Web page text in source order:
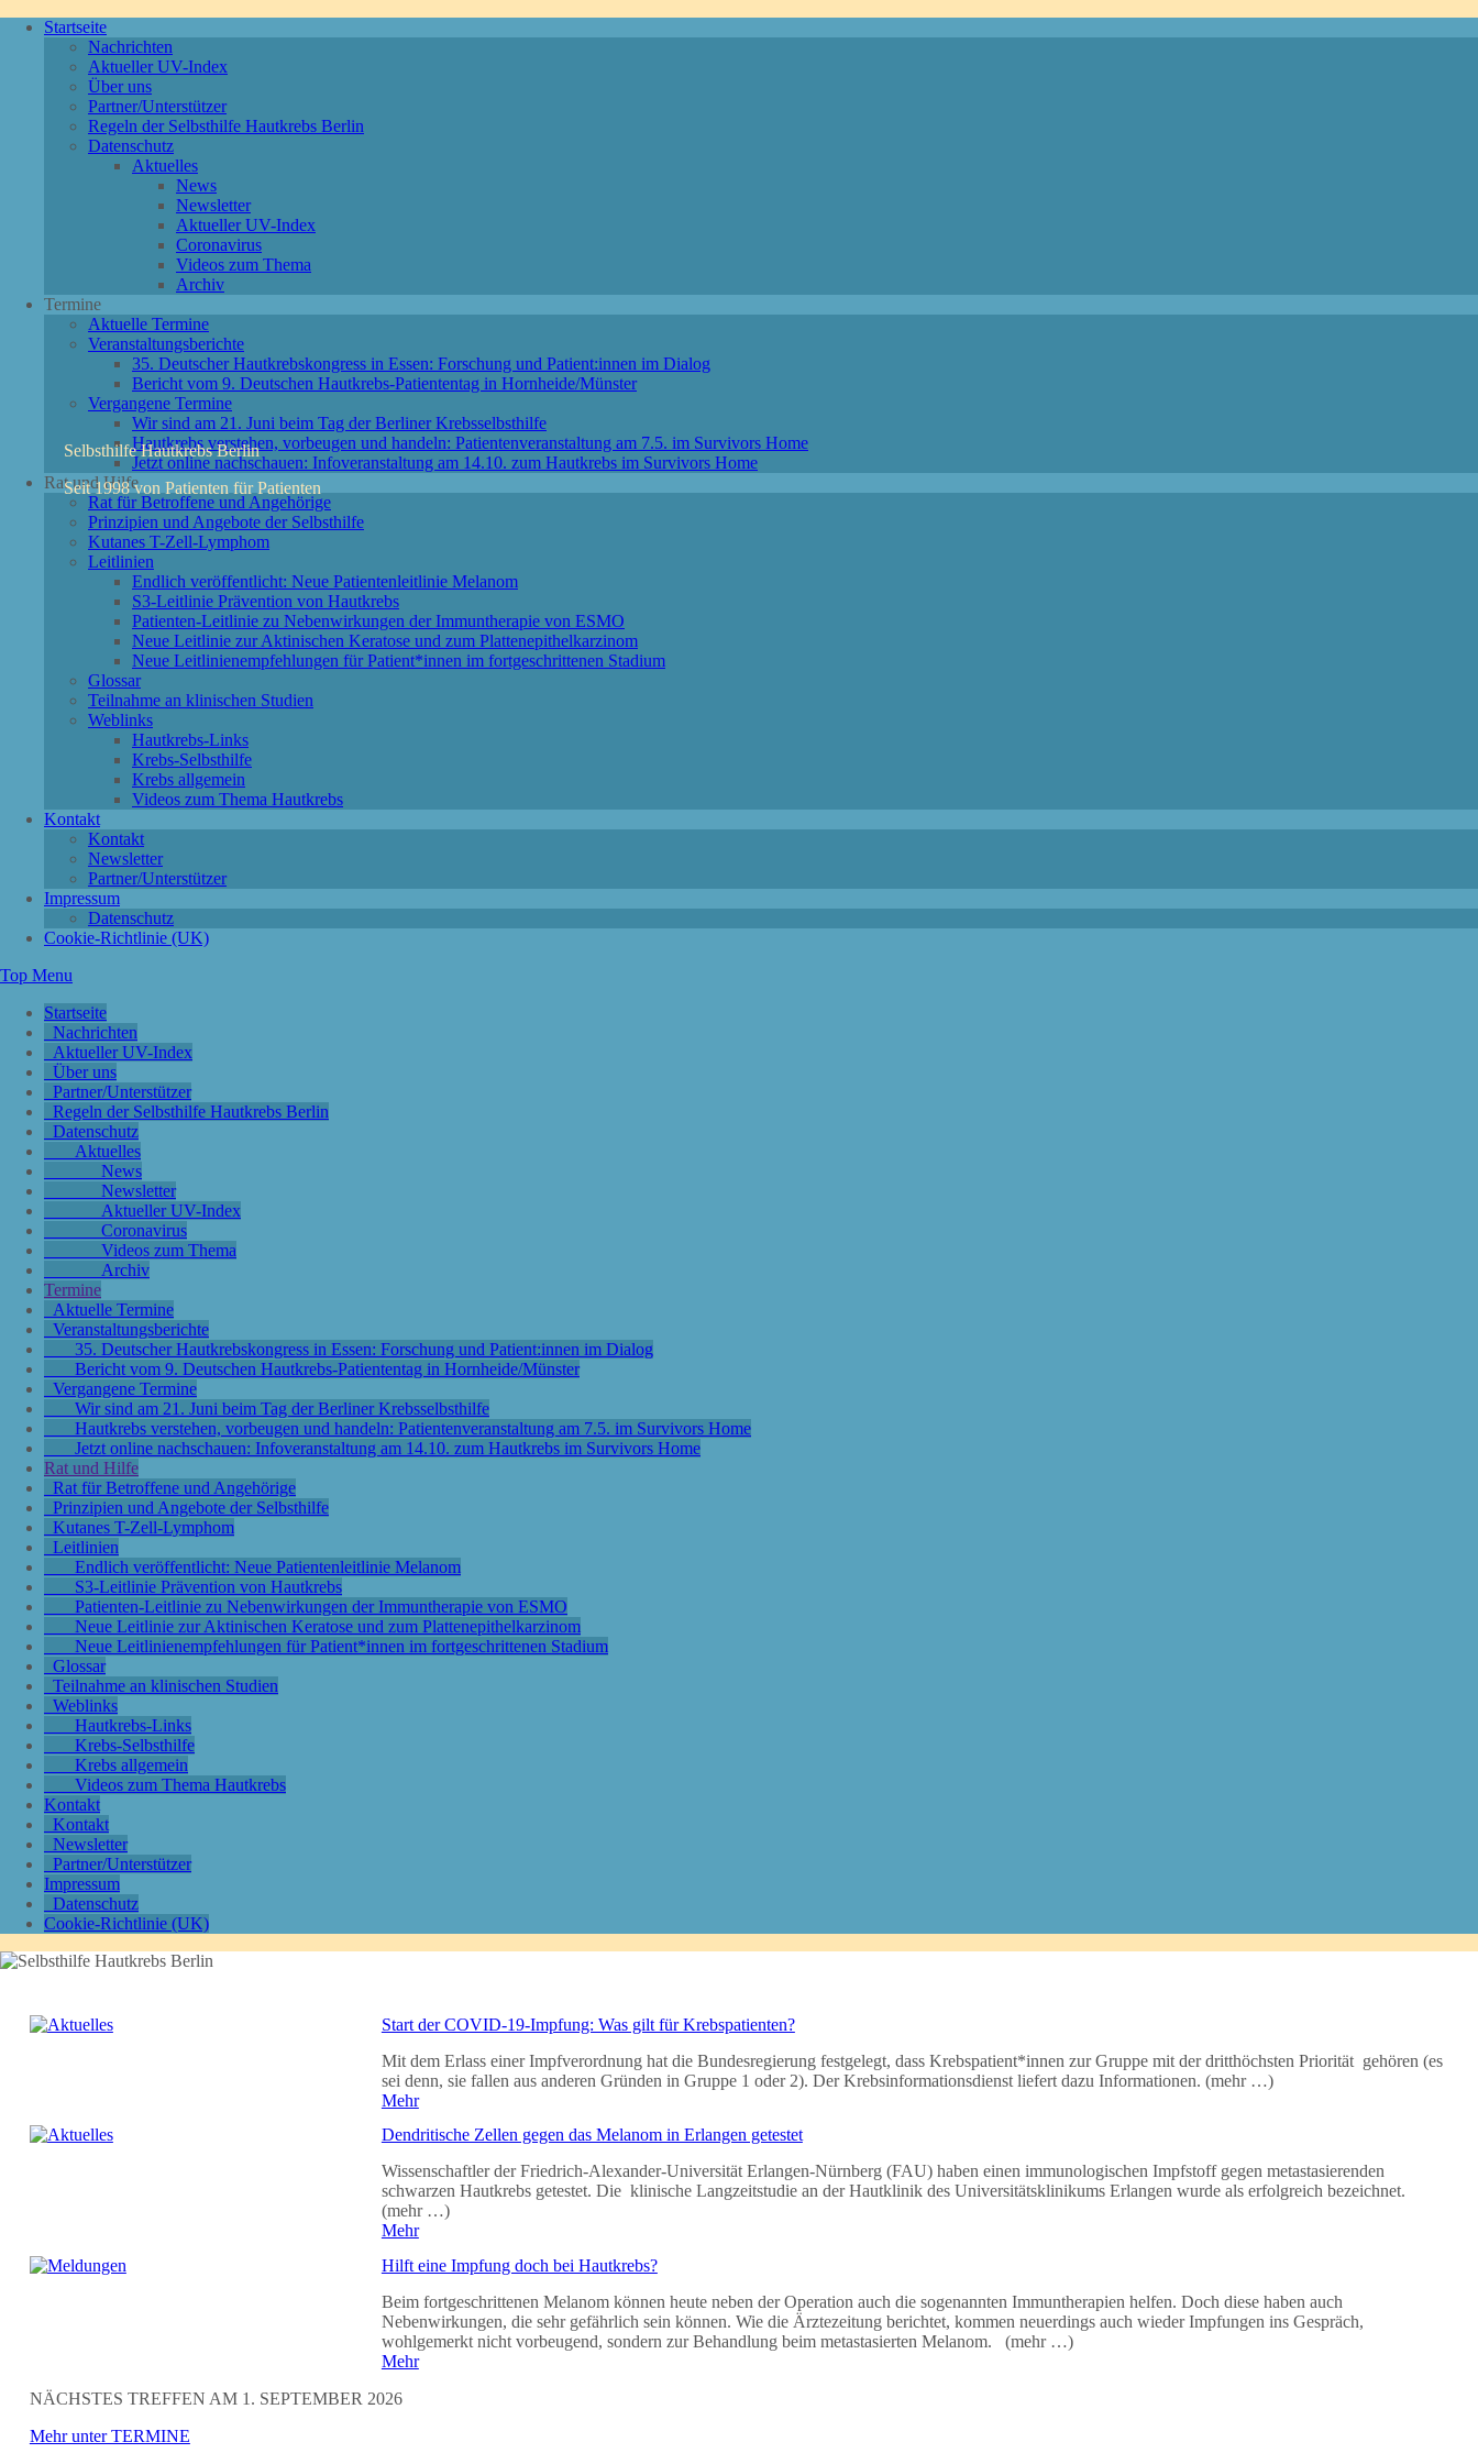
Startseite
Nachrichten
Aktueller UV-Index
Über uns
Partner/Unterstützer
Regeln der Selbsthilfe Hautkrebs Berlin
Datenschutz
Aktuelles
News
Newsletter
Aktueller UV-Index
Coronavirus
Videos zum Thema
Archiv
Termine
Aktuelle Termine
Veranstaltungsberichte
35. Deutscher Hautkrebskongress in Essen: Forschung und Patient:innen im Dialog
Bericht vom 9. Deutschen Hautkrebs-Patiententag in Hornheide/Münster
Vergangene Termine
Wir sind am 21. Juni beim Tag der Berliner Krebsselbsthilfe
Hautkrebs verstehen, vorbeugen und handeln: Patientenveranstaltung am 7.5. im Survivors Home
Jetzt online nachschauen: Infoveranstaltung am 14.10. zum Hautkrebs im Survivors Home
Rat und Hilfe
Rat für Betroffene und Angehörige
Prinzipien und Angebote der Selbsthilfe
Kutanes T-Zell-Lymphom
Leitlinien
Endlich veröffentlicht: Neue Patientenleitlinie Melanom
S3-Leitlinie Prävention von Hautkrebs
Patienten-Leitlinie zu Nebenwirkungen der Immuntherapie von ESMO
Neue Leitlinie zur Aktinischen Keratose und zum Plattenepithelkarzinom
Neue Leitlinienempfehlungen für Patient*innen im fortgeschrittenen Stadium
Glossar
Teilnahme an klinischen Studien
Weblinks
Hautkrebs-Links
Krebs-Selbsthilfe
Krebs allgemein
Videos zum Thema Hautkrebs
Kontakt
Kontakt
Newsletter
Partner/Unterstützer
Impressum
Datenschutz
Cookie-Richtlinie (UK)
Top Menu
Startseite
Nachrichten
Aktueller UV-Index
Über uns
Partner/Unterstützer
Regeln der Selbsthilfe Hautkrebs Berlin
Datenschutz
Aktuelles
News
Newsletter
Aktueller UV-Index
Coronavirus
Videos zum Thema
Archiv
Termine
Aktuelle Termine
Veranstaltungsberichte
35. Deutscher Hautkrebskongress in Essen: Forschung und Patient:innen im Dialog
Bericht vom 9. Deutschen Hautkrebs-Patiententag in Hornheide/Münster
Vergangene Termine
Wir sind am 21. Juni beim Tag der Berliner Krebsselbsthilfe
Hautkrebs verstehen, vorbeugen und handeln: Patientenveranstaltung am 7.5. im Survivors Home
Jetzt online nachschauen: Infoveranstaltung am 14.10. zum Hautkrebs im Survivors Home
Rat und Hilfe
Rat für Betroffene und Angehörige
Prinzipien und Angebote der Selbsthilfe
Kutanes T-Zell-Lymphom
Leitlinien
Endlich veröffentlicht: Neue Patientenleitlinie Melanom
S3-Leitlinie Prävention von Hautkrebs
Patienten-Leitlinie zu Nebenwirkungen der Immuntherapie von ESMO
Neue Leitlinie zur Aktinischen Keratose und zum Plattenepithelkarzinom
Neue Leitlinienempfehlungen für Patient*innen im fortgeschrittenen Stadium
Glossar
Teilnahme an klinischen Studien
Weblinks
Hautkrebs-Links
Krebs-Selbsthilfe
Krebs allgemein
Videos zum Thema Hautkrebs
Kontakt
Kontakt
Newsletter
Partner/Unterstützer
Impressum
Datenschutz
Cookie-Richtlinie (UK)
Selbsthilfe Hautkrebs Berlin
Seit 1998 von Patienten für Patienten
Start der COVID-19-Impfung: Was gilt für Krebspatienten?
Mit dem Erlass einer Impfverordnung hat die Bundesregierung festgelegt, dass Krebspatient*innen zur Gruppe mit der dritthöchsten Priorität gehören (es
sei denn, sie fallen aus anderen Gründen in Gruppe 1 oder 2). Der Krebsinformationsdienst liefert dazu Informationen. (mehr …)
Mehr
Dendritische Zellen gegen das Melanom in Erlangen getestet
Wissenschaftler der Friedrich-Alexander-Universität Erlangen-Nürnberg (FAU) haben einen immunologischen Impfstoff gegen metastasierenden
schwarzen Hautkrebs getestet. Die klinische Langzeitstudie an der Hautklinik des Universitätsklinikums Erlangen wurde als erfolgreich bezeichnet.
(mehr …)
Mehr
Hilft eine Impfung doch bei Hautkrebs?
Beim fortgeschrittenen Melanom können heute neben der Operation auch die sogenannten Immuntherapien helfen. Doch diese haben auch
Nebenwirkungen, die sehr gefährlich sein können. Wie die Ärztezeitung berichtet, kommen neuerdings auch wieder Impfungen ins Gespräch,
wohlgemerkt nicht vorbeugend, sondern zur Behandlung beim metastasierten Melanom. (mehr …)
Mehr
NÄCHSTES TREFFEN AM 1. SEPTEMBER 2026
Mehr unter TERMINE